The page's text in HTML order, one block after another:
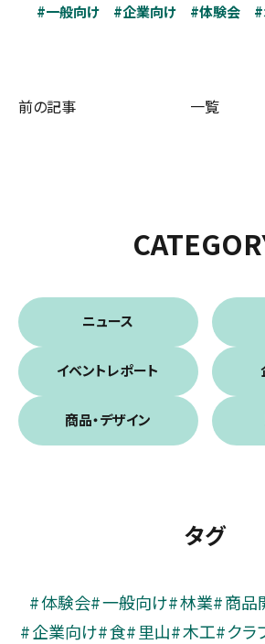
#一般向け #企業向け #体験会
前の記事 一覧
ニュース
イベントレポート
商品・デザイン
タグ
体験会 一般向け 林業 商品
企業向け 食 里山 木工 クラ